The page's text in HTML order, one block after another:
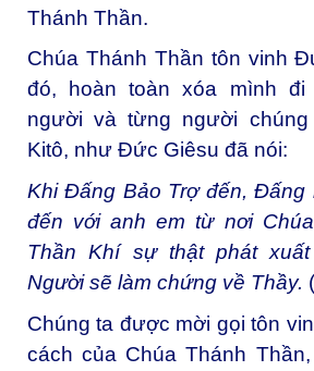
Thánh Thần.
Chúa Thánh Thần tôn vinh
đó, hoàn toàn xóa mình
người và từng người
Kitô, như Đức Giêsu đã nói:
Khi Đấng Bảo Trợ đến, Đấng
đến với anh em từ nơi
Thần Khí sự thật phát
Người sẽ làm chứng về Thầy.
Chúng ta được mời gọi tôn
cách của Chúa Thánh